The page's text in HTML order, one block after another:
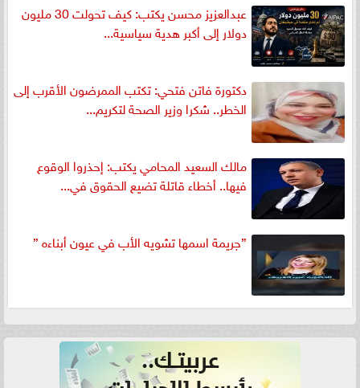
عبدالعزيز محسن يكتب: كيف تحولت 30 مليون
دولار إلى أكبر هدية سياسية...
دكتورة فاتن فتحي: تكتب الممرضون الأقرب إلى
الخطر.. شكرا وزير الصحة لتكريم...
مالك السعيد المحامي يكتب: إحذروا الوقوع
فيها.. أخطاء قاتلة تضيع الحقوق في...
”جريمة اسمها تشويه الأب في عيون أبناءه ”